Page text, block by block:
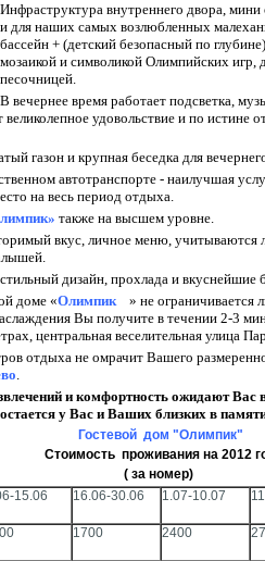
Инфраструктура внутреннего двора,
и для наших самых возлюбленных
бассейн + (детский безопасный по
мозаикой и символикой Олимпийских игр,
песочницей.
В вечернее время работает подсветка,
удовольствие и по истине
газон и крупная беседка для
автотранспорте - наилучшая
на весь период отдыха.
также на высшем уровне.
вкус, личное меню,
дизайн, прохлада и вкуснейшие
доме «Олимпик» не ограничивается
Вы получите в течении 2-3
центральная веселительная улица
отдыха не омрачит Вашего
.
и комфортность ожидают
у Вас и Ваших близких в
Гостевой дом "Олимпик"
Стоимость проживания на 2012
( за номер)
15.06 16.06-30.06 1.07-10.07
1700 2400